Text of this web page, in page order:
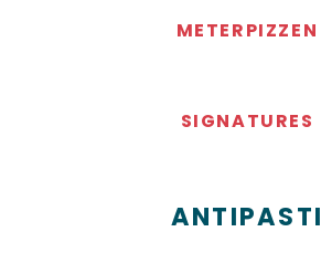
METERPIZZEN
SIGNATURES
ANTIPASTI